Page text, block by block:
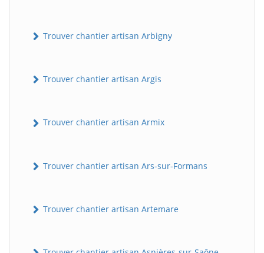
Trouver chantier artisan Arbigny
Trouver chantier artisan Argis
Trouver chantier artisan Armix
Trouver chantier artisan Ars-sur-Formans
Trouver chantier artisan Artemare